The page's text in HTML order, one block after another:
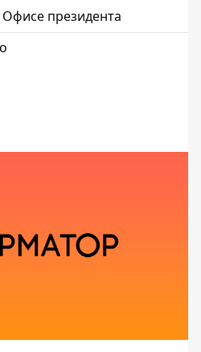
президента